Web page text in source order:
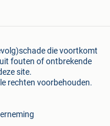
die voortkomt
fouten of ontbrekende
site.
rechten voorbehouden.